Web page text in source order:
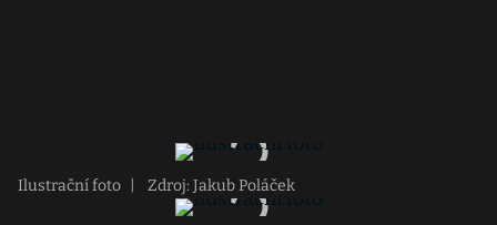
Ilustrační foto Zdroj: Jakub Poláček